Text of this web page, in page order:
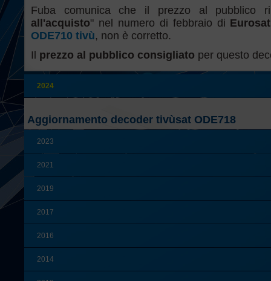
Fuba comunica che il prezzo al pubblico
all'acquisto" nel numero di febbraio di Eurosat
ODE710 tivù, non è corretto.
Il prezzo al pubblico consigliato per questo
2024
Aggiornamento decoder tivùsat ODE718
2023
2021
2019
2017
2016
2014